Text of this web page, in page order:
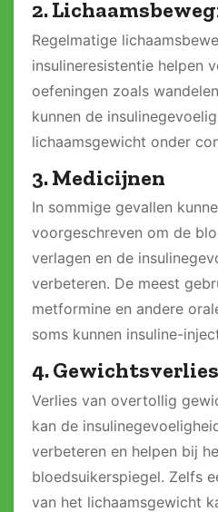
2.
Regelmatige
insulineresistentie helpen
oefeningen zoals
kunnen de
lichaamsgewicht onder
3. Medicijnen
In sommige gevallen
voorgeschreven om de
verlagen en de
verbeteren. De meest
metformine en andere
soms kunnen insuline-
4. Gewichtsverlies
Verlies van overtollig
kan de
verbeteren en helpen bij
bloedsuikerspiegel. Zelfs
van het lichaamsgewicht